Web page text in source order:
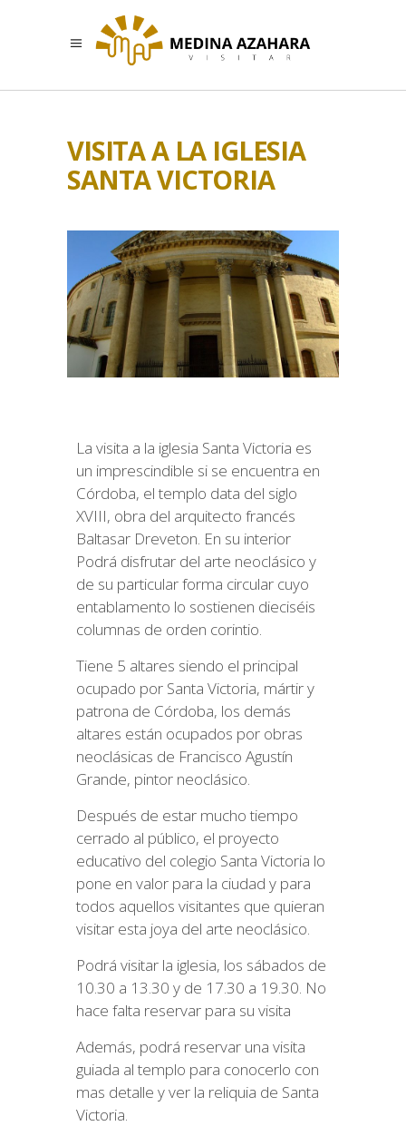
VISITA A LA IGLESIA
SANTA VICTORIA
La visita a la iglesia Santa Victoria es
un imprescindible si se encuentra en
Córdoba, el templo data del siglo
XVIII, obra del arquitecto francés
Baltasar Dreveton. En su interior
Podrá disfrutar del arte neoclásico y
de su particular forma circular cuyo
entablamento lo sostienen dieciséis
columnas de orden corintio.
Tiene 5 altares siendo el principal
ocupado por Santa Victoria, mártir y
patrona de Córdoba, los demás
altares están ocupados por obras
neoclásicas de Francisco Agustín
Grande, pintor neoclásico.
Después de estar mucho tiempo
cerrado al público, el proyecto
educativo del colegio Santa Victoria lo
pone en valor para la ciudad y para
todos aquellos visitantes que quieran
visitar esta joya del arte neoclásico.
Podrá visitar la iglesia, los sábados de
10.30 a 13.30 y de 17.30 a 19.30. No
hace falta reservar para su visita
Además, podrá reservar una visita
guiada al templo para conocerlo con
mas detalle y ver la reliquia de Santa
Victoria.